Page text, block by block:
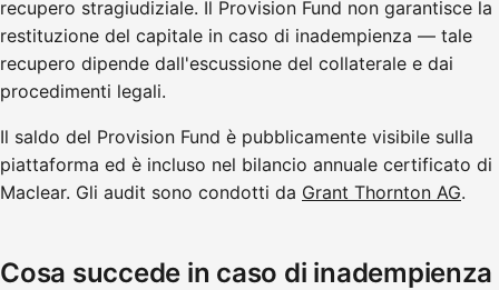
recupero stragiudiziale. Il Provision Fund non garantisce la
restituzione del capitale in caso di inadempienza — tale
recupero dipende dall'escussione del collaterale e dai
procedimenti legali.
Il saldo del Provision Fund è pubblicamente visibile sulla
piattaforma ed è incluso nel bilancio annuale certificato di
Maclear. Gli audit sono condotti da Grant Thornton AG.
Cosa succede in caso di inadempienza